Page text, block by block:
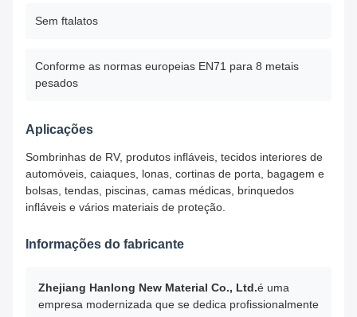
Sem ftalatos
Conforme as normas europeias EN71 para 8 metais
pesados
Aplicações
Sombrinhas de RV, produtos infláveis, tecidos interiores de
automóveis, caiaques, lonas, cortinas de porta, bagagem e
bolsas, tendas, piscinas, camas médicas, brinquedos
infláveis e vários materiais de proteção.
Informações do fabricante
Zhejiang Hanlong New Material Co., Ltd.é uma
empresa modernizada que se dedica profissionalmente